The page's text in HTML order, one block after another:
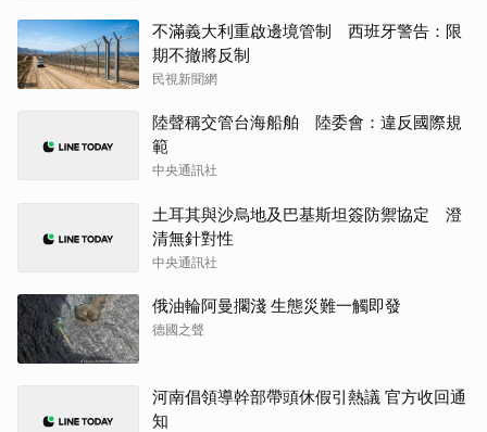
不滿義大利重啟邊境管制 西班牙警告：限
期不撤將反制
民視新聞網
陸聲稱交管台海船舶 陸委會：違反國際規
範
中央通訊社
土耳其與沙烏地及巴基斯坦簽防禦協定 澄
清無針對性
中央通訊社
俄油輪阿曼擱淺 生態災難一觸即發
德國之聲
河南倡領導幹部帶頭休假引熱議 官方收回通
知